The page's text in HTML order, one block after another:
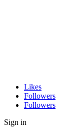
Likes
Followers
Followers
Sign in